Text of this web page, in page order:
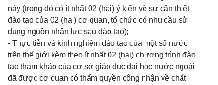
này (trong đó có ít nhất 02 (hai) ý kiến về sự cần thiết
đào tạo của 02 (hai) cơ quan, tổ chức có nhu cầu sử
dụng nguồn nhân lực sau đào tạo);
- Thực tiễn và kinh nghiệm đào tạo của một số nước
trên thế giới kèm theo ít nhất 02 (hai) chương trình đào
tạo tham khảo của cơ sở giáo dục đại học nước ngoài
đã được cơ quan có thẩm quyền công nhận về chất